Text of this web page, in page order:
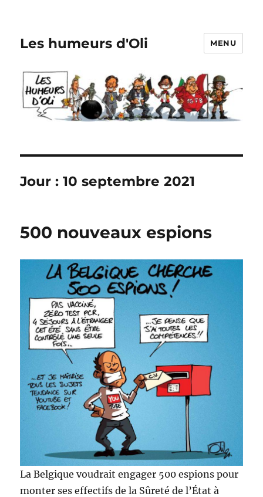
Les humeurs d'Oli MENU
Jour :10 septembre 2021
500 nouveaux espions
La Belgique voudrait engager 500 espions pour
monter ses effectifs de la Sûreté de l’État à